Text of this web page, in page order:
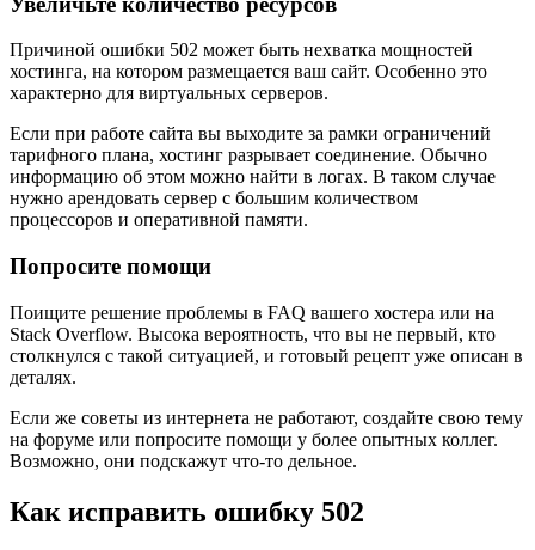
Причиной ошибки 502 может быть нехватка мощностей
хостинга, на котором размещается ваш сайт. Особенно это
характерно для виртуальных серверов.
Если при работе сайта вы выходите за рамки ограничений
тарифного плана, хостинг разрывает соединение. Обычно
информацию об этом можно найти в логах. В таком случае
нужно арендовать сервер с большим количеством
процессоров и оперативной памяти.
Попросите помощи
Поищите решение проблемы в FAQ вашего хостера или на
Stack Overflow. Высока вероятность, что вы не первый, кто
столкнулся с такой ситуацией, и готовый рецепт уже описан в
деталях.
Если же советы из интернета не работают, создайте свою тему
на форуме или попросите помощи у более опытных коллег.
Возможно, они подскажут что‑то дельное.
Как исправить ошибку 502